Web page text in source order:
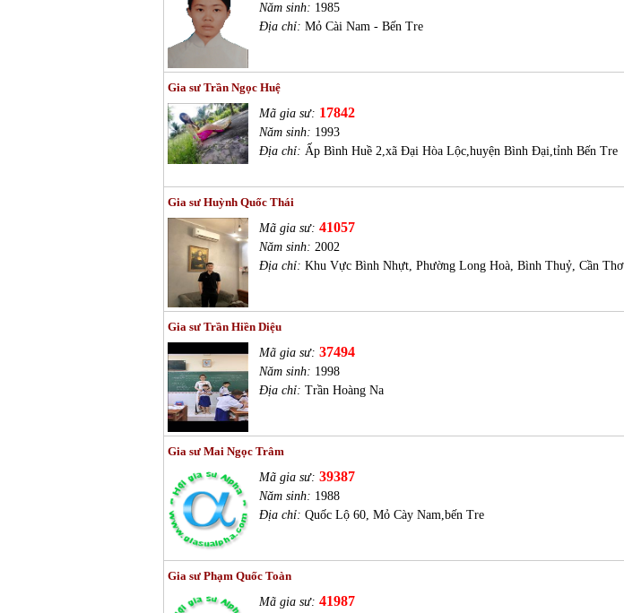
Năm sinh: 1985
Địa chỉ: Mỏ Cài Nam - Bến Tre
Gia sư Trần Ngọc Huệ
Mã gia sư: 17842
Năm sinh: 1993
Địa chỉ: Ấp Bình Huề 2,xã Đại Hòa Lộc,huyện Bình Đại,tỉnh Bến Tre
Gia sư Huỳnh Quốc Thái
Mã gia sư: 41057
Năm sinh: 2002
Địa chỉ: Khu Vực Bình Nhựt, Phường Long Hoà, Bình Thuỷ, Cần Thơ
Gia sư Trần Hiền Diệu
Mã gia sư: 37494
Năm sinh: 1998
Địa chỉ: Trần Hoàng Na
Gia sư Mai Ngọc Trâm
Mã gia sư: 39387
Năm sinh: 1988
Địa chỉ: Quốc Lộ 60, Mỏ Cày Nam,bến Tre
Gia sư Phạm Quốc Toàn
Mã gia sư: 41987